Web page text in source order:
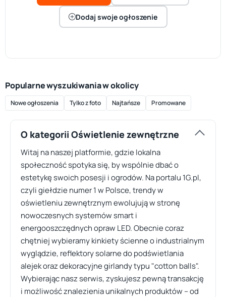
Dodaj swoje ogłoszenie
Popularne wyszukiwania w okolicy
Nowe ogłoszenia Tylko z foto Najtańsze Promowane
O kategorii Oświetlenie zewnętrzne
Witaj na naszej platformie, gdzie lokalna
społeczność spotyka się, by wspólnie dbać o
estetykę swoich posesji i ogrodów. Na portalu 1G.pl,
czyli giełdzie numer 1 w Polsce, trendy w
oświetleniu zewnętrznym ewolujują w stronę
nowoczesnych systemów smart i
energooszczędnych opraw LED. Obecnie coraz
chętniej wybieramy kinkiety ścienne o industrialnym
wyglądzie, reflektory solarne do podświetlania
alejek oraz dekoracyjne girlandy typu "cotton balls".
Wybierając nasz serwis, zyskujesz pewną transakcję
i możliwość znalezienia unikalnych produktów – od